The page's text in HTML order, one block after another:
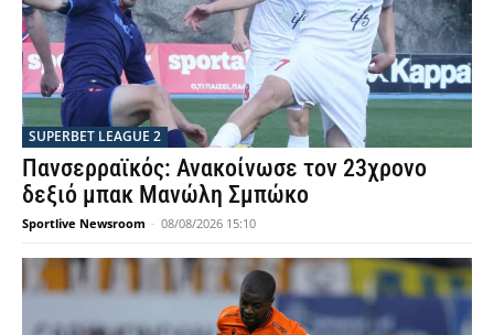
SUPERBET LEAGUE 2
Πανσερραϊκός: Ανακοίνωσε τον 23χρονο
δεξιό μπακ Μανώλη Σμπώκο
Sportlive Newsroom - 08/08/2026 15:10